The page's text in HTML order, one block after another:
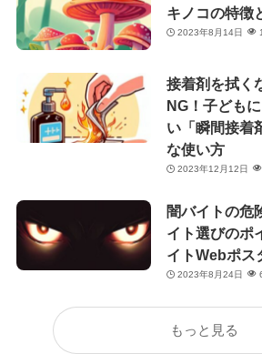
キノコの特徴
2023年8月14日
接着剤を拭く
NG！子ども
い「瞬間接着
な使い方
2023年12月12日
闇バイトの危
イト選びのポ
イトWebポス
2023年8月24日
もっと見る